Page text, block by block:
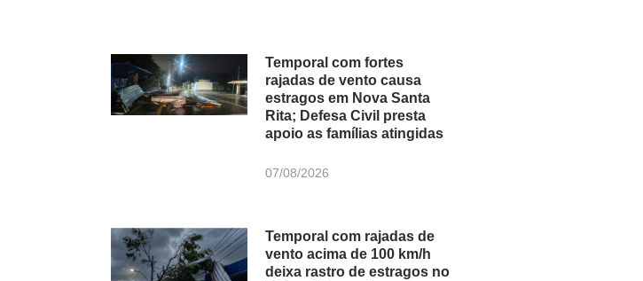
Temporal com fortes
rajadas de vento causa
estragos em Nova Santa
Rita; Defesa Civil presta
apoio as famílias atingidas
07/08/2026
Temporal com rajadas de
vento acima de 100 km/h
deixa rastro de estragos no